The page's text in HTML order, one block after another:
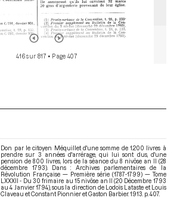
416 sur 817 • Page 407
Don par le citoyen Méquillet d'une somme de 1.200 livres à
prendre sur 3 années d'arrérage, qui lui sont dus, d'une
pension de 800 livres, lors de la séance du 8 nivôse an II (28
décembre 1793). Dans : Archives parlementaires de la
Révolution Française — Première série (1787-1799) — Tome
LXXXII - Du 30 frimaire au 15 nivôse an II (20 Décembre 1793
au 4 Janvier 1794), sous la direction de Lodoïs Lataste et Louis
Claveau et Constant Pionnier et Gaston Barbier. 1913. p. 407.